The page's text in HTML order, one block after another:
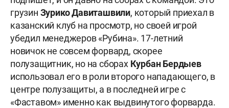
грузин Зурико Давиташвили, который приехал в
казанский клуб на просмотр, но своей игрой
убедил менеджеров «Рубина». 17-летний
новичок не совсем форвард, скорее
полузащитник, но на сборахКурбан Бердыев
использовал его в роли второго нападающего, в
центре полузащиты, а в последней игре с
«Фаставом» именно как выдвинутого форварда.